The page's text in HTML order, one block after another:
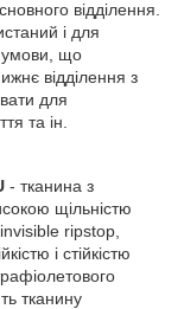
відділення.
і для
умови, що
відділення з
для
та ін.
- тканина з
щільністю
ripstop,
і стійкістю
тканину